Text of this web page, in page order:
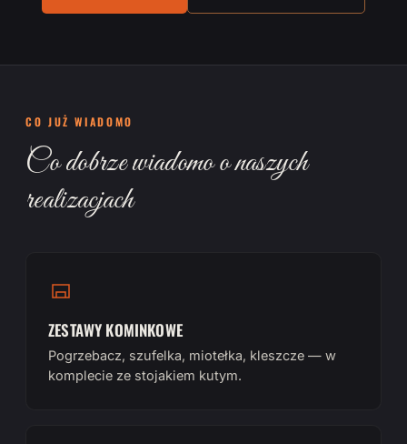
CO JUŻ WIADOMO
Co dobrze wiadomo o naszych
realizacjach
ZESTAWY KOMINKOWE
Pogrzebacz, szufelka, miotełka, kleszcze — w
komplecie ze stojakiem kutym.